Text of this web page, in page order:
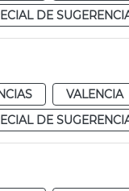
DE
VALENCIA
DE